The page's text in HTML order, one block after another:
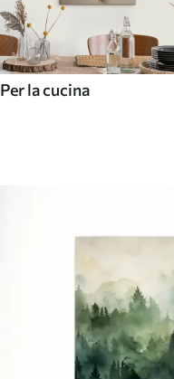
Per la cucina